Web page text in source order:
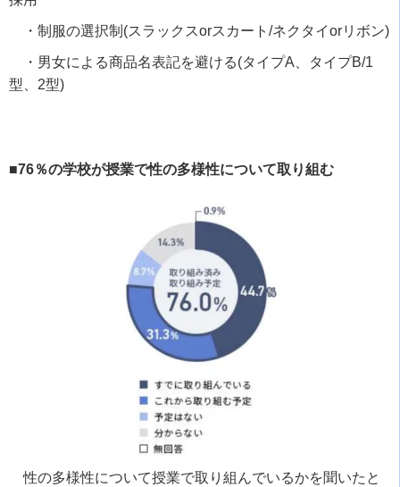
・制服の選択制 (スラックスorスカート /ネクタイorリボン)
・男女による商品名表記を避ける(タイプA 、タイプB/1
型、 2型)
■76％の学校が授業で性の多様性について取り組む
性の多様性について授業で取り組んでいるかを聞いたと